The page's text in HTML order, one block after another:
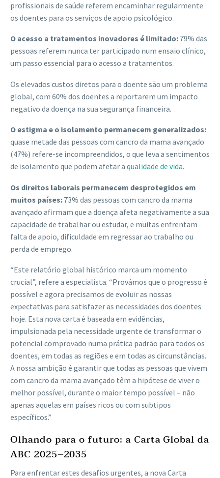
profissionais de saúde referem encaminhar regularmente
os doentes para os serviços de apoio psicológico.
O acesso a tratamentos inovadores é limitado: 79% das
pessoas referem nunca ter participado num ensaio clínico,
um passo essencial para o acesso a tratamentos.
Os elevados custos diretos para o doente são um problema
global, com 60% dos doentes a reportarem um impacto
negativo da doença na sua segurança financeira.
O estigma e o isolamento permanecem generalizados:
quase metade das pessoas com cancro da mama avançado
(47%) refere-se incompreendidos, o que leva a sentimentos
de isolamento que podem afetar a qualidade de vida.
Os direitos laborais permanecem desprotegidos em
muitos países: 73% das pessoas com cancro da mama
avançado afirmam que a doença afeta negativamente a sua
capacidade de trabalhar ou estudar, e muitas enfrentam
falta de apoio, dificuldade em regressar ao trabalho ou
perda de emprego.
“Este relatório global histórico marca um momento
crucial”, refere a especialista. “Provámos que o progresso é
possível e agora precisamos de evoluir as nossas
expectativas para satisfazer as necessidades dos doentes
hoje. Esta nova carta é baseada em evidências,
impulsionada pela necessidade urgente de transformar o
potencial comprovado numa prática padrão para todos os
doentes, em todas as regiões e em todas as circunstâncias.
A nossa ambição é garantir que todas as pessoas que vivem
com cancro da mama avançado têm a hipótese de viver o
melhor possível, durante o maior tempo possível – não
apenas aquelas em países ricos ou com subtipos
específicos.”
Olhando para o futuro: a Carta Global da
ABC 2025–2035
Para enfrentar estes desafios urgentes, a nova Carta